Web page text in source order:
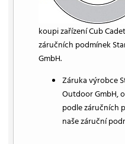
koupi zařízení Cub
záručních podmínek
GmbH.
Záruka výrobce
Outdoor GmbH,
podle záručních
naše záruční